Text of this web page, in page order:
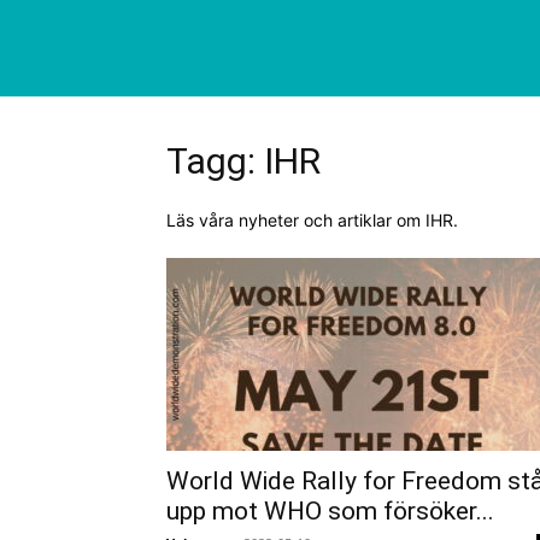
Tagg: IHR
Läs våra nyheter och artiklar om IHR.
World Wide Rally for Freedom
upp mot WHO som försöker...